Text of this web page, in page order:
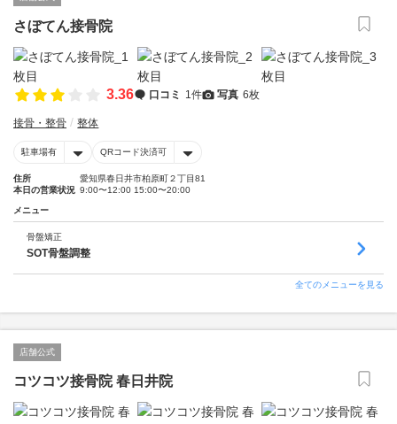
さぼてん接骨院
3.36 口コミ 1件 写真 6枚
接骨・整骨 整体
駐車場有 QRコード決済可
住所
愛知県春日井市柏原町２丁目81
本日の営業状況 9:00〜12:00 15:00〜20:00
メニュー
骨盤矯正
SOT骨盤調整
全てのメニューを見る
店舗公式
コツコツ接骨院 春日井院